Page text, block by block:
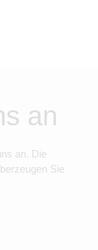
an
an. Die
Sie